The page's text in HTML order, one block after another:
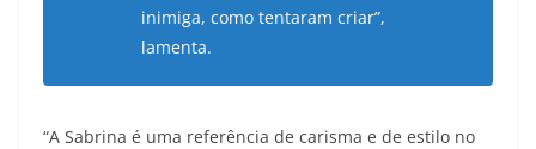
inimiga, como tentaram criar”,
lamenta.
“A Sabrina é uma referência de carisma e de estilo no